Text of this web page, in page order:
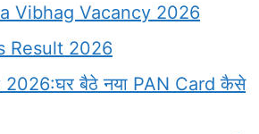
Vibhag Vacancy 2026
Result 2026
बैठे नया PAN Card कैसे